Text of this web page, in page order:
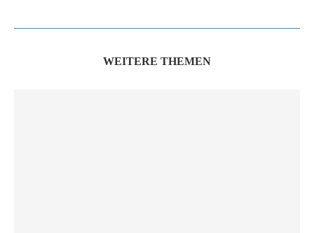
WEITERE THEMEN